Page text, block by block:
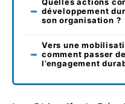
Quelles actions
développement
son organisation ?
Vers une
comment passer
l’engagement